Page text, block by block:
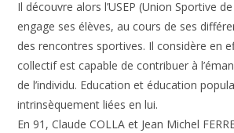
Il découvre alors l’USEP (Union Sportive
engage ses élèves, au cours de ses
des rencontres sportives. Il considère en
collectif est capable de contribuer à
de l’individu. Education et éducation
intrinsèquement liées en lui.
En 91, Claude COLLA et Jean Michel